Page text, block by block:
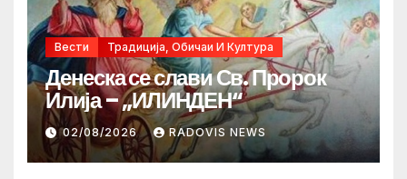
Вести Традиција, Обичаи И Култура
Денеска се слави Св. Пророк
Илија – „ИЛИНДЕН“
02/08/2026 RADOVIS NEWS